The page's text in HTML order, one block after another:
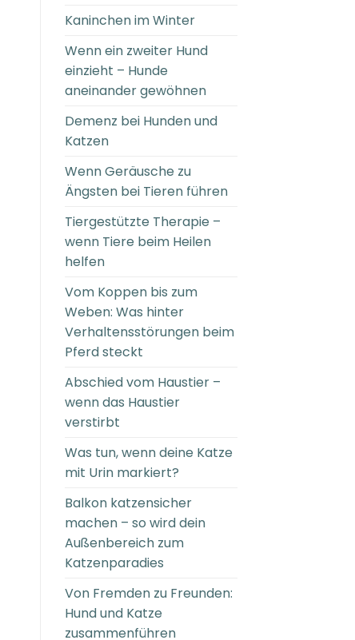
Kaninchen im Winter
Wenn ein zweiter Hund
einzieht – Hunde
aneinander gewöhnen
Demenz bei Hunden und
Katzen
Wenn Geräusche zu
Ängsten bei Tieren führen
Tiergestützte Therapie –
wenn Tiere beim Heilen
helfen
Vom Koppen bis zum
Weben: Was hinter
Verhaltensstörungen beim
Pferd steckt
Abschied vom Haustier –
wenn das Haustier
verstirbt
Was tun, wenn deine Katze
mit Urin markiert?
Balkon katzensicher
machen – so wird dein
Außenbereich zum
Katzenparadies
Von Fremden zu Freunden:
Hund und Katze
zusammenführen